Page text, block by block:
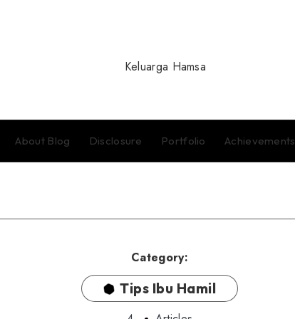
About Blog Disclosure Portfolio Achievements
Category:
Tips Ibu Hamil